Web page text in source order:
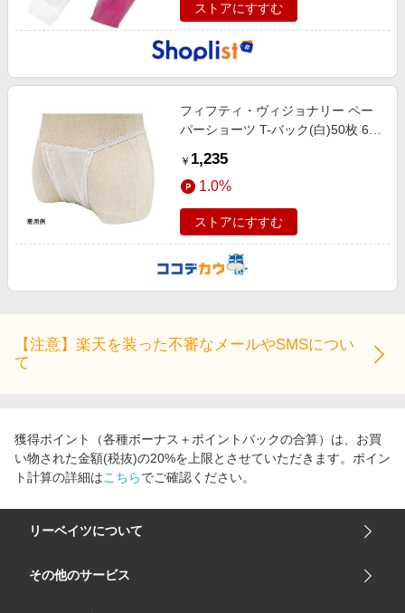
ストアにすすむ
フィフティ・ヴィジョナリー ペー
パーショーツ T-バック(白)50枚 67-
￥ 1,235
1.0%
ストアにすすむ
【注意】楽天を装った不審なメールやSMSについ
て
獲得ポイント（各種ボーナス＋ポイントバックの合算）は、お買
い物された金額(税抜)の20%を上限とさせていただきます。ポイン
ト計算の詳細はこちらでご確認ください。
リーベイツについて
会社概要
その他のサービス